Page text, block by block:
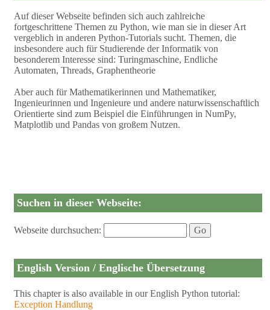
Auf dieser Webseite befinden sich auch zahlreiche
fortgeschrittene Themen zu Python, wie man sie in dieser Art
vergeblich in anderen Python-Tutorials sucht. Themen, die
insbesondere auch für Studierende der Informatik von
besonderem Interesse sind: Turingmaschine, Endliche
Automaten, Threads, Graphentheorie
Aber auch für Mathematikerinnen und Mathematiker,
Ingenieurinnen und Ingenieure und andere naturwissenschaftlich
Orientierte sind zum Beispiel die Einführungen in NumPy,
Matplotlib und Pandas von großem Nutzen.
Suchen in dieser Webseite:
Webseite durchsuchen:
English Version / Englische Übersetzung
This chapter is also available in our English Python tutorial:
Exception Handlung